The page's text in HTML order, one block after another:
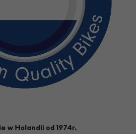
w Holandii od 1974r.